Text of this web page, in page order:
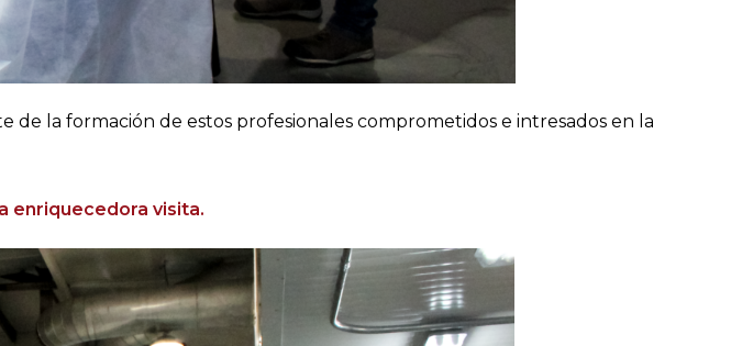
la formación de estos profesionales comprometidos e intresados en la
enriquecedora visita.